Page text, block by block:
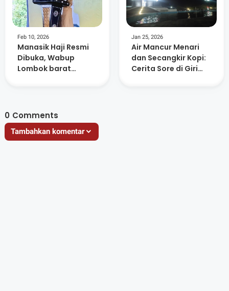
Feb 10, 2026
Manasik Haji Resmi
Dibuka, Wabup
Lombok barat
Jan 25, 2026
Air Mancur Menari
dan Secangkir Kopi:
Cerita Sore di Giri
0 Comments
Tambahkan komentar